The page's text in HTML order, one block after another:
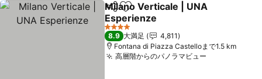
シェアお気に入りに追加
Milano Verticale | UNA
Esperienze
4 ホテルのランク
8.9 大満足
4,811
Fontana di Piazza Castelloまで1.5 km
高層階からのパノラマビュー